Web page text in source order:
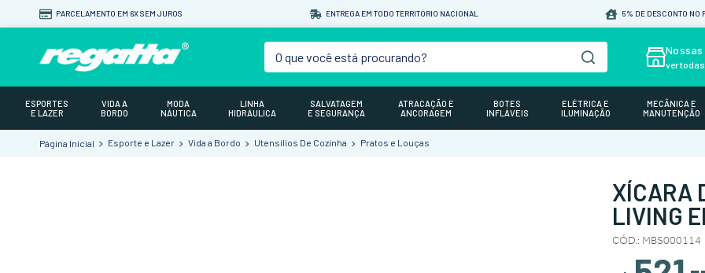
PARCELAMENTO EM 6X SEM JUROS ENTREGA EM TODO TERRITÓRIO NACIONAL 5% DE DESCONTO NO
O que você está procurando? Nossas
ver todas
ESPORTES
E LAZER
VIDA A
BORDO
MODA
NÁUTICA
LINHA
HIDRÁULICA
SALVATAGEM
E SEGURANÇA
ATRACAÇÃO E
ANCORAGEM
BOTES
INFLÁVEIS
ELÉTRICA E
ILUMINAÇÃO
MECÂNICA E
MANUTENÇÃO
Esporte e Lazer Vida a Bordo Utensílios De Cozinha Pratos e Louças
XÍCARA
LIVING
CÓD.: MBS000114